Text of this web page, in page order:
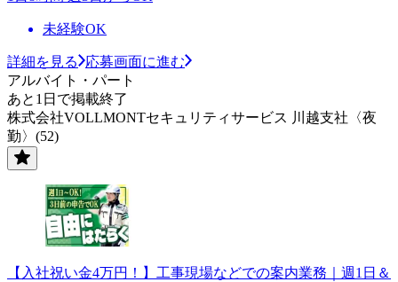
未経験OK
詳細を見る
応募画面に進む
アルバイト・パート
あと1日で掲載終了
株式会社VOLLMONTセキュリティサービス 川越支社〈夜
勤〉(52)
【入社祝い金4万円！】工事現場などでの案内業務｜週1日＆